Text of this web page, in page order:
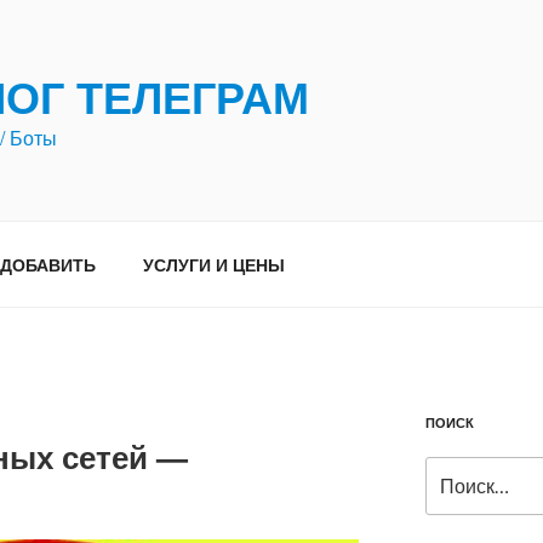
ТЕЛЕГРАМ
Боты
ДОБАВИТЬ УСЛУГИ И ЦЕНЫ
сетей —
ПОИСК